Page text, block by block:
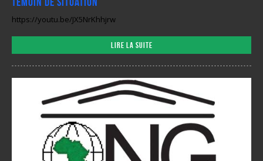
https://youtu.be/JX5NrKhhjrw
Lire la suite